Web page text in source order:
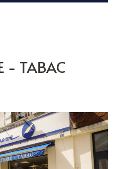
- TABAC